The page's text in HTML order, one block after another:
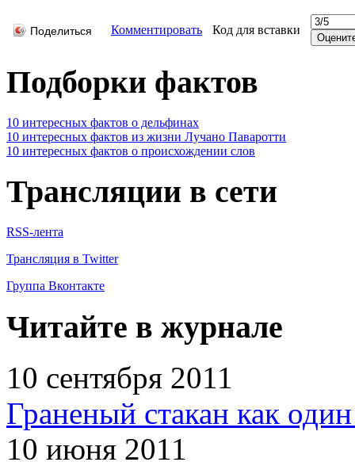
Поделиться Комментировать Код для вставки
Подборки фактов
10 интересных фактов о дельфинах
10 интересных фактов из жизни Лучано Паваротти
10 интересных фактов о происхождении слов
Трансляции в сети
RSS-лента
Трансляция в Twitter
Группа Вконтакте
Читайте в журнале
10 сентября 2011
Граненый стакан как
10 июня 2011